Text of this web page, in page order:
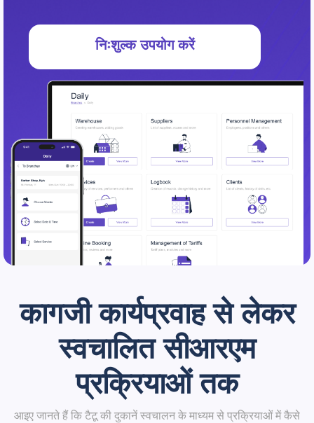
निःशुल्क उपयोग करें
कागजी कार्यप्रवाह से लेकर
स्वचालित सीआरएम
प्रक्रियाओं तक
आइए जानते हैं कि टैटू की दुकानें स्वचालन के माध्यम से प्रक्रियाओं में कैसे